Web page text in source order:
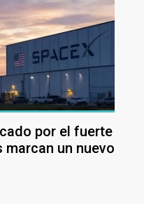
por el fuerte
un nuevo